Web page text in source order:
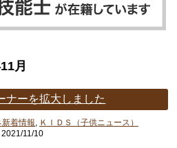
月
ナーを拡大しました
新着情報, ＫＩＤＳ（子供ニュース）
2021/11/10